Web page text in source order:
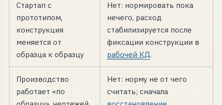
Стартап с
прототипом,
конструкция
меняется от
образца к образцу
Нет: нормировать пока
нечего, расход
стабилизируется после
фиксации конструкции в
рабочей КД.
Производство
работает «по
Нет: норму не от чего
считать; сначала